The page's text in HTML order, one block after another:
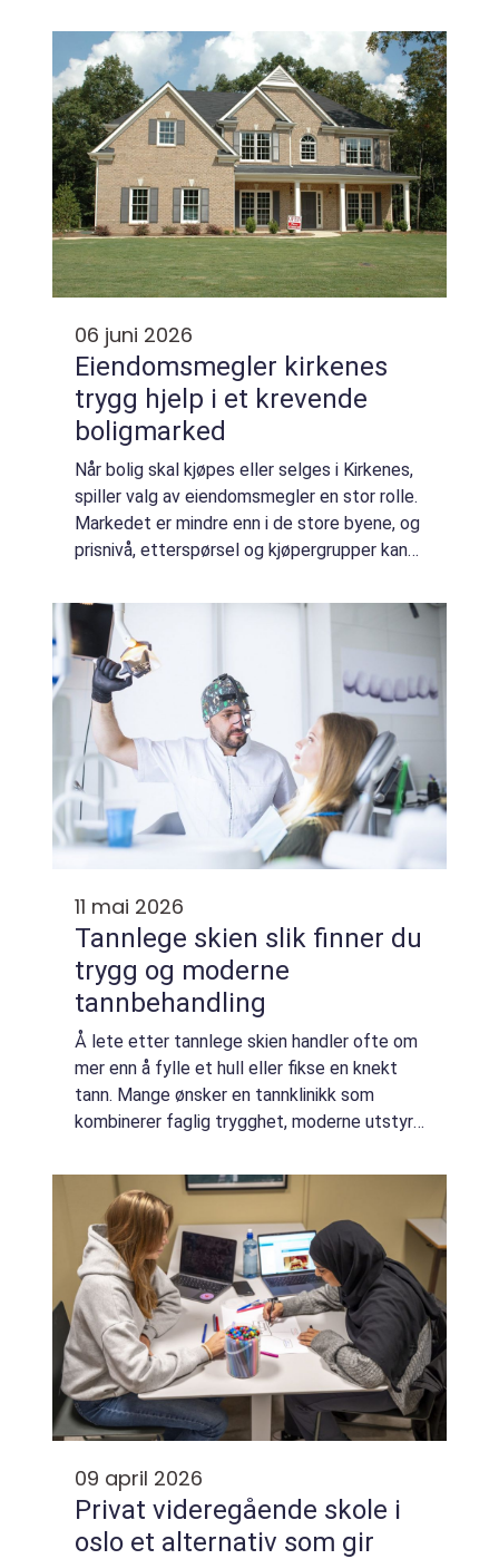
Likevel kommer plagene tilbake. Derf...
06 juni 2026
Eiendomsmegler kirkenes
trygg hjelp i et krevende
boligmarked
Når bolig skal kjøpes eller selges i Kirkenes,
spiller valg av eiendomsmegler en stor rolle.
Markedet er mindre enn i de store byene, og
prisnivå, etterspørsel og kjøpergrupper kan
erfaren aktør hjelper både kjøp...
11 mai 2026
Tannlege skien slik finner du
trygg og moderne
tannbehandling
Å lete etter tannlege skien handler ofte om
mer enn å fylle et hull eller fikse en knekt
tann. Mange ønsker en tannklinikk som
kombinerer faglig trygghet, moderne utstyr,
Grenlands-området, der Skien og Porsgrun...
09 april 2026
Privat videregående skole i
oslo et alternativ som gir